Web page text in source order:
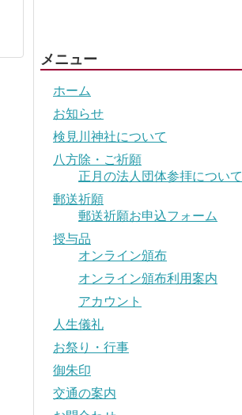
メニュー
ホーム
お知らせ
検見川神社について
八方除・ご祈願
正月の法人団体参拝について
郵送祈願
郵送祈願お申込フォーム
授与品
オンライン頒布
オンライン頒布利用案内
アカウント
人生儀礼
お祭り・行事
御朱印
交通の案内